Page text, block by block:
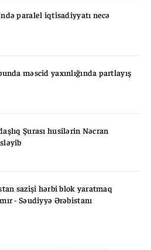
paralel iqtisadiyyatı necə
məscid yaxınlığında partlayış
Şurası husilərin Nəcran
sazişi hərbi blok yaratmaq
- Səudiyyə Ərəbistanı